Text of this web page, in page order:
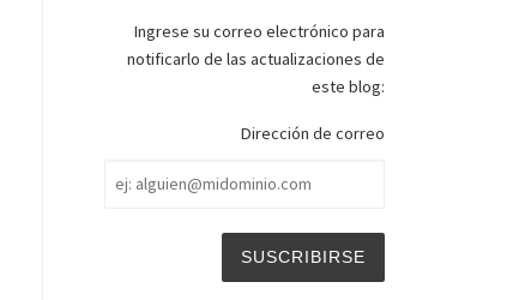
Ingrese su correo electrónico para
notificarlo de las actualizaciones de
este blog:
Dirección de correo